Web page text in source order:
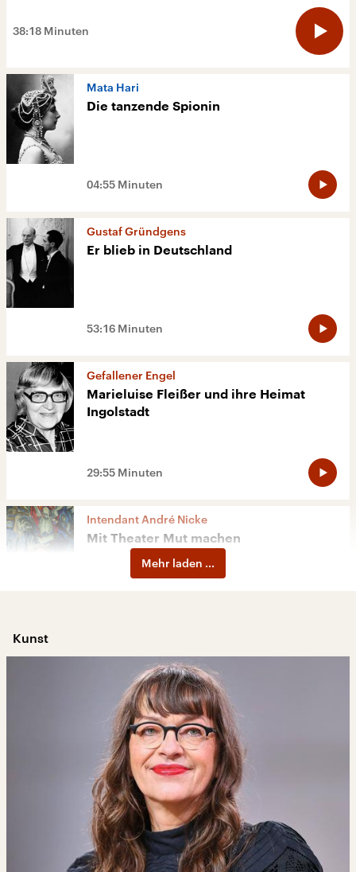
38:18 Minuten
Mata Hari
Die tanzende Spionin
04:55 Minuten
Gustaf Gründgens
Er blieb in Deutschland
53:16 Minuten
Gefallener Engel
Marieluise Fleißer und ihre Heimat
Ingolstadt
29:55 Minuten
Intendant André Nicke
Mit Theater Mut machen
„Kritischer Zustand“
Gesund­heits­pro­fis auf der Thea­ter­büh­
30:06 Minuten
Theater Rudolstadt
Steffen Mensching setzt ein Zeichen
gegen die AfD
Mehr laden ...
Kunst